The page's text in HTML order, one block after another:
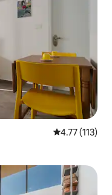
平均评分 4.77
4.77 (113)